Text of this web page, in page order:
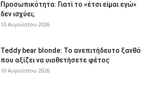
Προσωπικότητα: Γιατί το «έτσι είμαι εγώ»
δεν ισχύει;
10 Αυγούστου 2026
Teddy bear blonde: Το ανεπιτήδευτο ξανθό
που αξίζει να υιοθετήσετε φέτος
10 Αυγούστου 2026